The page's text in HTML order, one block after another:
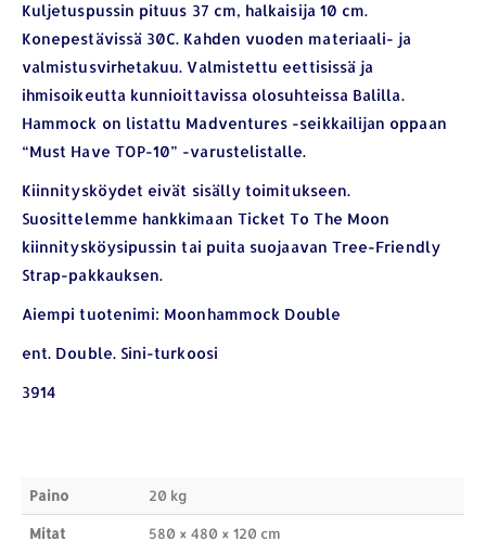
Kuljetuspussin pituus 37 cm, halkaisija 10 cm.
Konepestävissä 30C. Kahden vuoden materiaali- ja
valmistusvirhetakuu. Valmistettu eettisissä ja
ihmisoikeutta kunnioittavissa olosuhteissa Balilla.
Hammock on listattu Madventures -seikkailijan oppaan
“Must Have TOP-10” -varustelistalle.
Kiinnitysköydet eivät sisälly toimitukseen.
Suosittelemme hankkimaan Ticket To The Moon
kiinnitysköysipussin tai puita suojaavan Tree-Friendly
Strap-pakkauksen.
Aiempi tuotenimi: Moonhammock Double
ent. Double. Sini-turkoosi
3914
Paino 20 kg
Mitat 580 × 480 × 120 cm
YHTEYSTIEDOT
Osoite:
Hikivuorenkatu 14 C 20, 33710 Tampere